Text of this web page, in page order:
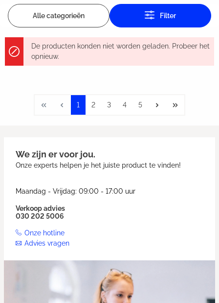
Alle categorieën Filter
De producten konden niet worden geladen. Probeer het
opnieuw.
1 2 3 4 5
We zijn er voor jou.
Onze experts helpen je het juiste product te vinden!
Maandag - Vrijdag: 09:00 - 17:00 uur
Verkoop advies
030 202 5006
Onze hotline
Advies vragen